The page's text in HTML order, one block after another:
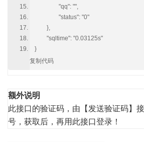
"qq": "",
"status": "0"
},
"sqltime": "0.03125s"
}
复制代码
额外说明
此接口的验证码，由【发送验证码】
号，获取后，再用此接口登录！